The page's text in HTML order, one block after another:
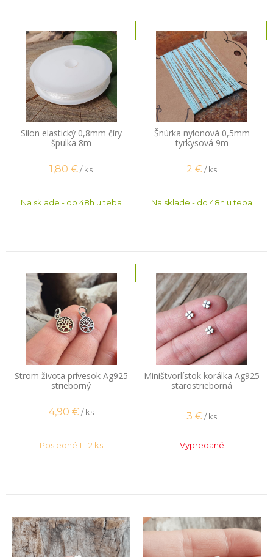
Silon elastický 0,8mm číry
špulka 8m
1,80 €/ ks
Na sklade - do 48h u teba
Šnúrka nylonová 0,5mm
tyrkysová 9m
2 €/ ks
Na sklade - do 48h u teba
Strom života prívesok Ag925
strieborný
4,90 € / ks
Posledné 1 - 2 ks
Miništvorlístok korálka Ag925
starostrieborná
3 €/ ks
Vypredané